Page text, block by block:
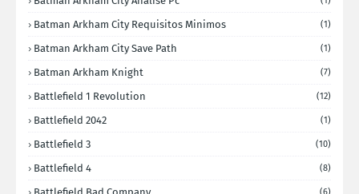
Batman Arkham City Requisitos Minimos (1)
Batman Arkham City Save Path (1)
Batman Arkham Knight (7)
Battlefield 1 Revolution (12)
Battlefield 2042 (1)
Battlefield 3 (10)
Battlefield 4 (8)